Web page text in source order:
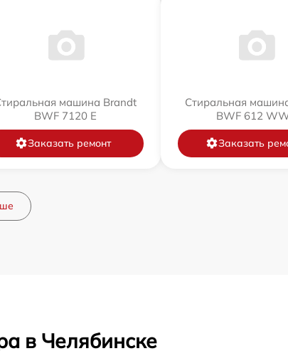
машина Brandt
BWF 7120 E
Заказать ремонт
Стиральная
BWF 612
Заказать
в Челябинске